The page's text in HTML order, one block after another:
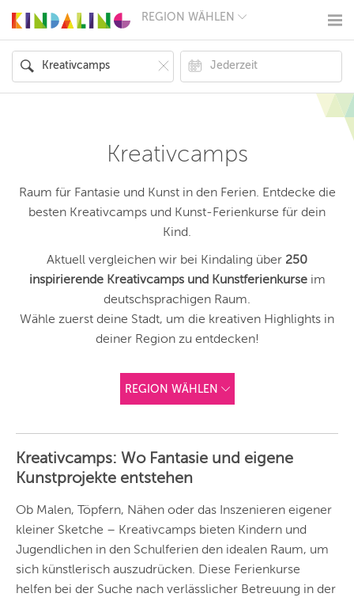
REGION WÄHLEN
MÜNCHEN
HAMBURG
FRANKFURT
KÖLN
HANNOVER
DRESDEN
WIEN
ZÜRICH
REGIONEN
Kreativcamps
Raum für Fantasie und Kunst in den Ferien. Entdecke die
besten Kreativcamps und Kunst-Ferienkurse für dein
Kind.
Aktuell vergleichen wir bei Kindaling über 250
inspirierende Kreativcamps und Kunstferienkurseim
deutschsprachigen Raum.
Wähle zuerst deine Stadt, um die kreativen Highlights in
deiner Region zu entdecken!
REGION WÄHLEN
Vorschlag basierend
auf deinem Standort
Hier findest du vor
Angebote und
unserer Städte.
BERLIN
MÜNCHEN
Kreativcamps: Wo Fantasie und eigene
Kunstprojekte entstehen
Ob Malen, Töpfern, Nähen oder das Inszenieren eigener
kleiner Sketche – Kreativcamps bieten Kindern und
Jugendlichen in den Schulferien den idealen Raum, um
sich künstlerisch auszudrücken. Diese Ferienkurse
helfen bei der Suche nach verlässlicher Betreuung in der